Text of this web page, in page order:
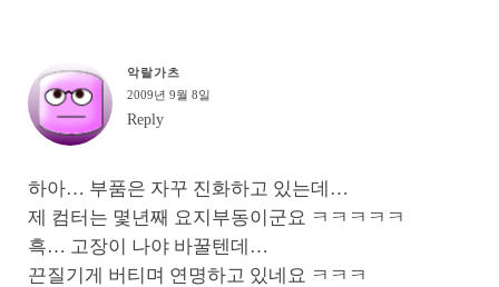
악랄가츠
2009년 9월 8일
Reply
하아… 부품은 자꾸 진화하고 있는데…
제 컴터는 몇년째 요지부동이군요 ㅋㅋㅋㅋㅋ
흑… 고장이 나야 바꿀텐데…
끈질기게 버티며 연명하고 있네요 ㅋㅋㅋ